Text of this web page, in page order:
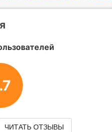
ЧИТАТЬ ОТЗЫВЫ